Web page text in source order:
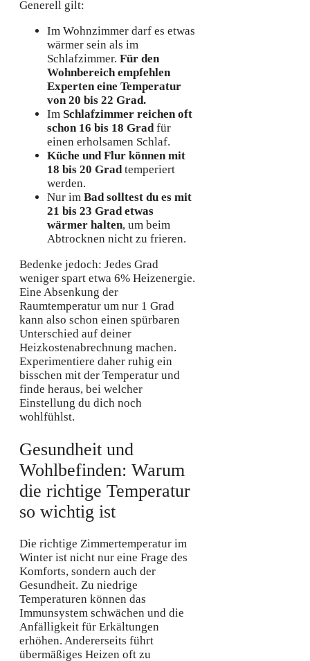
Generell gilt:
Im Wohnzimmer darf es etwas
wärmer sein als im
Schlafzimmer. Für den
Wohnbereich empfehlen
Experten eine Temperatur
von 20 bis 22 Grad.
Im Schlafzimmer reichen oft
schon 16 bis 18 Gradfür
einen erholsamen Schlaf.
Küche und Flur können mit
18 bis 20 Gradtemperiert
werden.
Nur im Bad solltest du es mit
21 bis 23 Grad etwas
wärmer halten, um beim
Abtrocknen nicht zu frieren.
Bedenke jedoch: Jedes Grad
weniger spart etwa 6% Heizenergie.
Eine Absenkung der
Raumtemperatur um nur 1 Grad
kann also schon einen spürbaren
Unterschied auf deiner
Heizkostenabrechnung machen.
Experimentiere daher ruhig ein
bisschen mit der Temperatur und
finde heraus, bei welcher
Einstellung du dich noch
wohlfühlst.
Gesundheit und
Wohlbefinden: Warum
die richtige Temperatur
so wichtig ist
Die richtige Zimmertemperatur im
Winter ist nicht nur eine Frage des
Komforts, sondern auch der
Gesundheit. Zu niedrige
Temperaturen können das
Immunsystem schwächen und die
Anfälligkeit für Erkältungen
erhöhen. Andererseits führt
übermäßiges Heizen oft zu